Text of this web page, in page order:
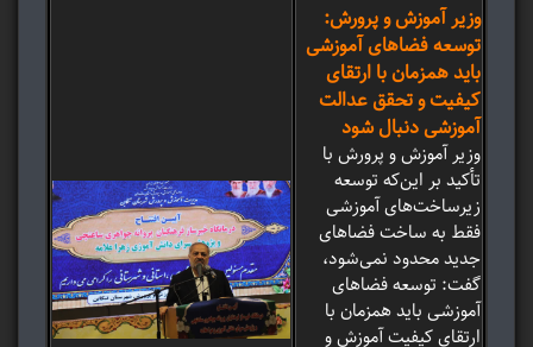
وزیر آموزش و پرورش:
توسعه فضاهای آموزشی
باید همزمان با ارتقای
کیفیت و تحقق عدالت
آموزشی دنبال شود
وزیر آموزش و پرورش با
تأکید بر این‌که توسعه
زیرساخت‌های آموزشی
فقط به ساخت فضاهای
جدید محدود نمی‌شود،
گفت: توسعه فضاهای
آموزشی باید همزمان با
ارتقای کیفیت آموزش و